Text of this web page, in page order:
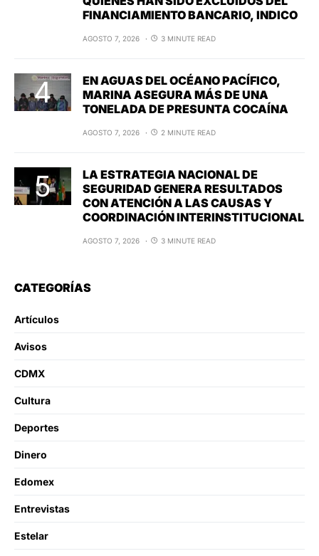
FINANCIAMIENTO BANCARIO, INDICO
AGOSTO 7, 2026 3 MINUTE READ
EN AGUAS DEL OCÉANO PACÍFICO,
MARINA ASEGURA MÁS DE UNA
TONELADA DE PRESUNTA COCAÍNA
AGOSTO 7, 2026 2 MINUTE READ
LA ESTRATEGIA NACIONAL DE
SEGURIDAD GENERA RESULTADOS
CON ATENCIÓN A LAS CAUSAS Y
COORDINACIÓN INTERINSTITUCIONAL
AGOSTO 7, 2026 3 MINUTE READ
CATEGORÍAS
Artículos
Avisos
CDMX
Cultura
Deportes
Dinero
Edomex
Entrevistas
Estelar